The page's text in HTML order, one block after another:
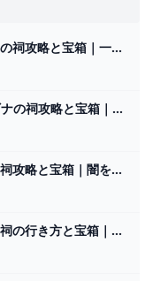
シモシワカの祠攻略と宝箱｜一身の戦い 暗闇
マヤチデギナの祠攻略と宝箱｜一身の戦い 追跡
キカクンの祠攻略と宝箱｜闇を照らすもの
オオギンの祠の行き方と宝箱｜ラウルの祝福